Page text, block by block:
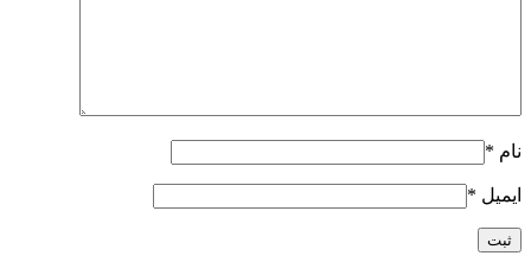
نام *
ایمیل *